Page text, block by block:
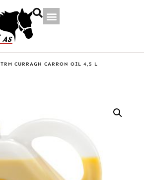
TRM CURRAGH CARRON OIL 4,5 L